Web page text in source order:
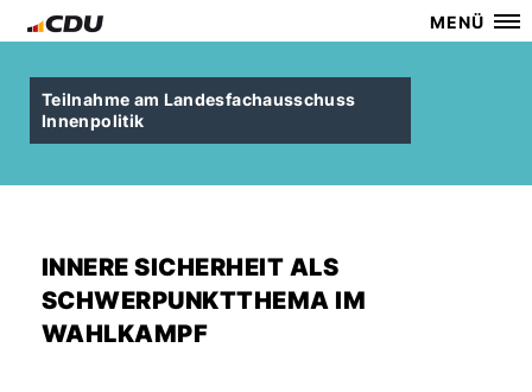
MENÜ
Teilnahme am Landesfachausschuss
Innenpolitik
INNERE SICHERHEIT ALS
SCHWERPUNKTTHEMA IM
WAHLKAMPF